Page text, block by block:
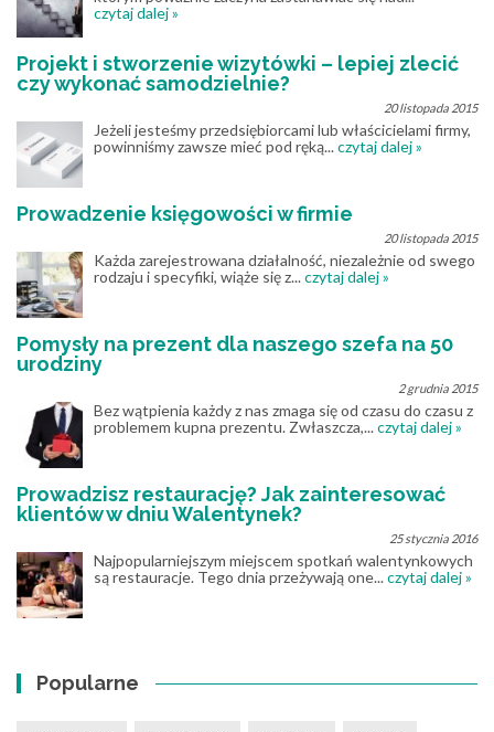
czytaj dalej »
Projekt i stworzenie wizytówki – lepiej zlecić
czy wykonać samodzielnie?
20 listopada 2015
Jeżeli jesteśmy przedsiębiorcami lub właścicielami firmy,
powinniśmy zawsze mieć pod ręką...czytaj dalej »
Prowadzenie księgowości w firmie
20 listopada 2015
Każda zarejestrowana działalność, niezależnie od swego
rodzaju i specyfiki, wiąże się z...czytaj dalej »
Pomysły na prezent dla naszego szefa na 50
urodziny
2 grudnia 2015
Bez wątpienia każdy z nas zmaga się od czasu do czasu z
problemem kupna prezentu. Zwłaszcza,...czytaj dalej »
Prowadzisz restaurację? Jak zainteresować
klientów w dniu Walentynek?
25 stycznia 2016
Najpopularniejszym miejscem spotkań walentynkowych
są restauracje. Tego dnia przeżywają one...czytaj dalej »
Popularne